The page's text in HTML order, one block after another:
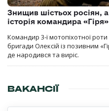
Знищив шістьох росіян,
історія командира «Гіря»
Командир 3-ї мотопіхотної
бригади Олексій із позивним
де народився та виріс.
ВАКАНСІЇ